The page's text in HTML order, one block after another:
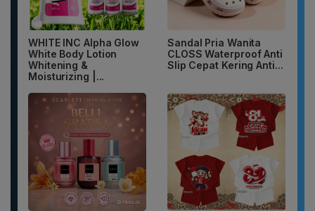
WHITE INC Alpha Glow
White Body Lotion
Whitening &
Moisturizing |...
Sandal Pria Wanita
CLOSS Waterproof Anti
Slip Cepat Kering Anti...